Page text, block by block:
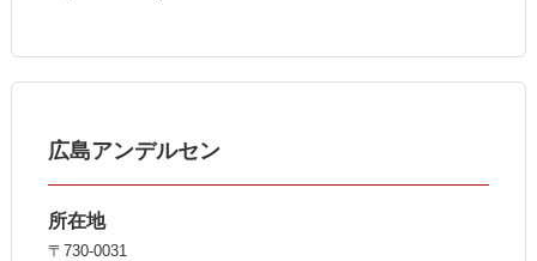
広島アンデルセン
所在地
〒730-0031